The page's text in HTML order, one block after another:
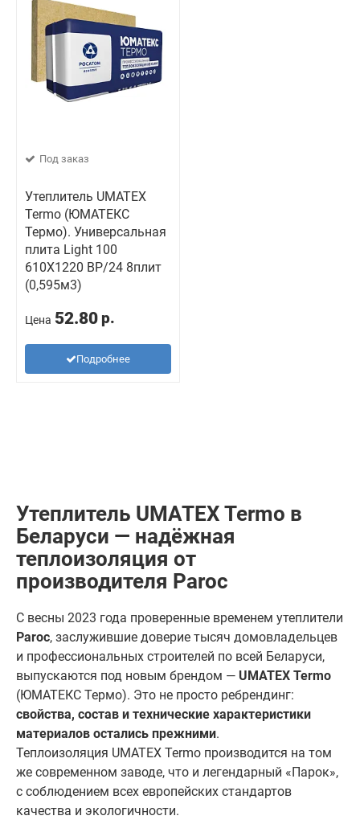
Под заказ
Утеплитель UMATEX
Termo (ЮМАТЕКС
Термо). Универсальная
плита Light 100
610X1220 BP/24 8плит
(0,595м3)
Цена 52.80 р.
Подробнее
Утеплитель UMATEX Termo в
Беларуси — надёжная
теплоизоляция от
производителя Paroc
С весны 2023 года проверенные временем утеплители
Paroc, заслужившие доверие тысяч домовладельцев
и профессиональных строителей по всей Беларуси,
выпускаются под новым брендом — UMATEX Termo
(ЮМАТЕКС Термо). Это не просто ребрендинг:
свойства, состав и технические характеристики
материалов остались прежними.
Теплоизоляция UMATEX Termo производится на том
же современном заводе, что и легендарный «Парок»,
с соблюдением всех европейских стандартов
качества и экологичности.